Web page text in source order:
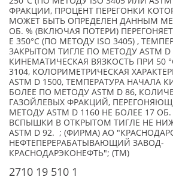
ФРАКЦИИ, ПРОЦЕНТ ПЕРЕГОНКИ
МОЖЕТ БЫТЬ ОПРЕДЕЛЕН ДАННЫМ
ОБ. % (ВКЛЮЧАЯ ПОТЕРИ)
Е 350°С (ПО МЕТОДУ ISO 3405) ,
ЗАКРЫТОМ ТИГЛЕ ПО МЕТОДУ ASTM D
КИНЕМАТИЧЕСКАЯ ВЯЗКОСТЬ ПРИ 50
3104, КОЛОРИМЕТРИЧЕСКАЯ
ASTM D 1500, ТЕМПЕРАТУРА НАЧАЛА
БОЛЕЕ ПО МЕТОДУ ASTM D 86,
ГАЗОЙЛЕВЫХ ФРАКЦИЙ,
МЕТОДУ ASTM D 1160 НЕ БОЛЕЕ 17
ВСПЫШКИ В ОТКРЫТОМ ТИГЛЕ НЕ
ASTM D 92. ; (ФИРМА) АО
НЕФТЕПЕРЕРАБАТЫВАЮЩИЙ ЗАВОД-
КРАСНОДАРЭКОНЕФТЬ"; (TM)
2710 19 510 1